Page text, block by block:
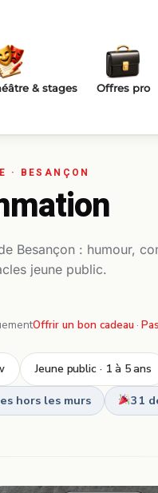
& stages Offres pro
Besançon : humour,
jeune public.
Offrir un bon cadeau ·
Jeune public · 1 à 5 ans
hors les murs 31